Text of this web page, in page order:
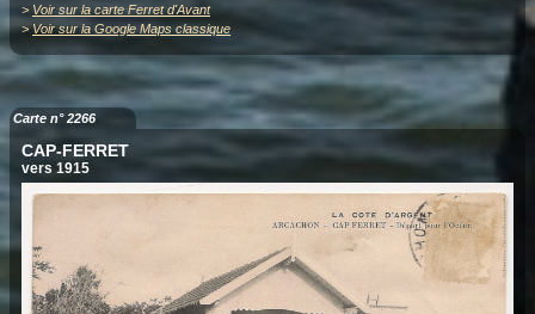
> Voir sur la carte Ferret d'Avant
>Voir sur la Google Maps classique
Carte n° 2266
CAP-FERRET
vers 1915